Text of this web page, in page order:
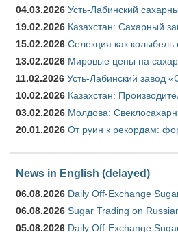
04.03.2026 Усть-Лабинский
19.02.2026 Казахстан: Сахарный
15.02.2026 Селекция как колыбель
13.02.2026 Мировые цены на сахар
11.02.2026 Усть-Лабинский завод
10.02.2026 Казахстан:
03.02.2026 Молдова:
20.01.2026 От руин к рекордам:
News in English (delayed)
06.08.2026 Daily Off-Exchange
06.08.2026 Sugar Trading on
05.08.2026 Daily Off-Exchange